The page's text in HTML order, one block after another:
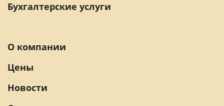
Бухгалтерские услуги
О компании
Цены
Новости